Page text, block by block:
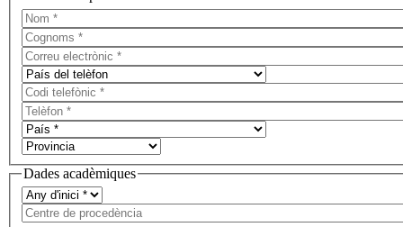
Dades acadèmiques